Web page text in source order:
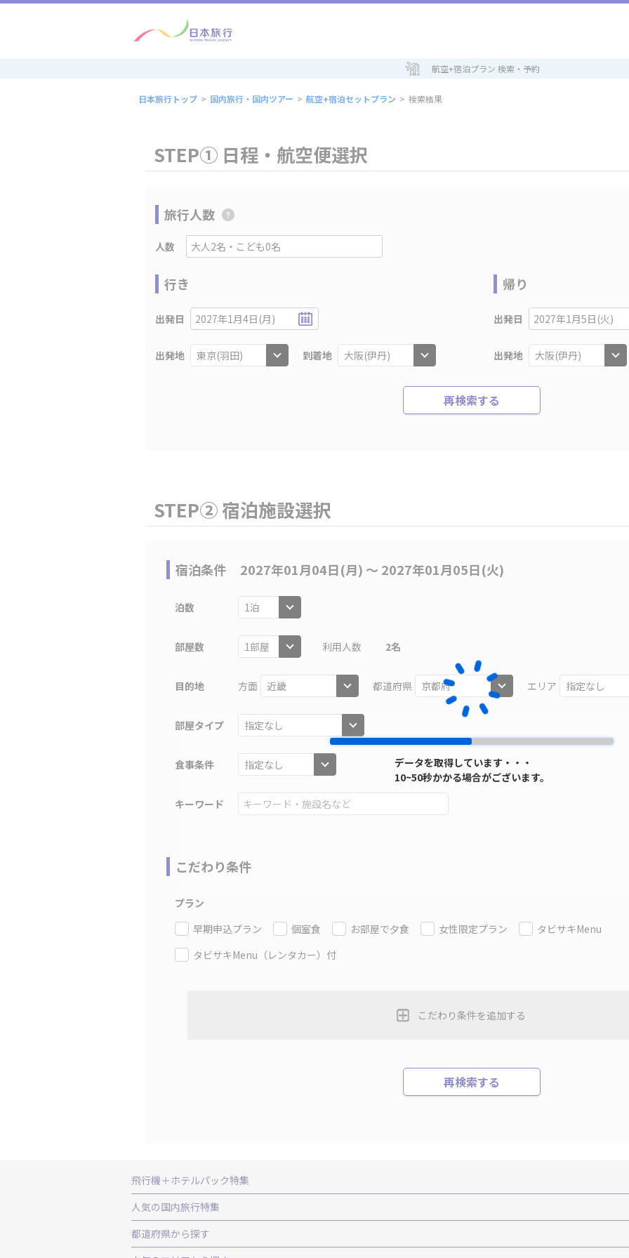
航空+宿泊プラン 検索・予約
日本旅行トップ > 国内旅行・国内ツアー > 航空+宿泊セットプラン > 検索結果
データを取得しています・・・
10~50秒かかる場合がございます。
STEP① 日程・航空便選択
旅行人数
人数
行き
出発日 2027年1月4日(月)
出発地 到着地
帰り
出発日 2027年1月5日(火)
出発地
再検索する
STEP② 宿泊施設選択
宿泊条件 2027年01月04日(月) 〜 2027年01月05日(火)
泊数
部屋数 利用人数 2名
目的地 方面 都道府県 エリア
部屋タイプ
食事条件
キーワード
こだわり条件
プラン
早期申込プラン
個室食 お部屋で夕食 女性限定プラン
タビサキMenu
タビサキMenu（レンタカー）付
こだわり条件を追加する
再検索する
飛行機＋ホテルパック特集
赤い風船ダイナミックパッケージ（飛行機+ホテルパック）
ＡＮＡで行く飛行機+ホテルパック
出張パック
人気の国内旅行特集
東京ディズニーリゾート®への旅
都道府県から探す